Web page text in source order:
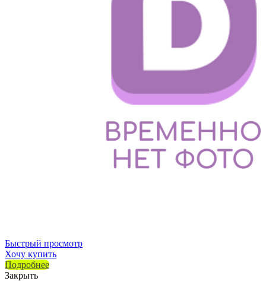
Быстрый просмотр
Хочу купить
Подробнее
Закрыть